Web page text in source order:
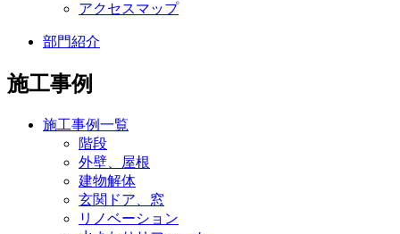
アクセスマップ
部門紹介
施工事例
施工事例一覧
階段
外壁、屋根
建物解体
玄関ドア、窓
リノベーション